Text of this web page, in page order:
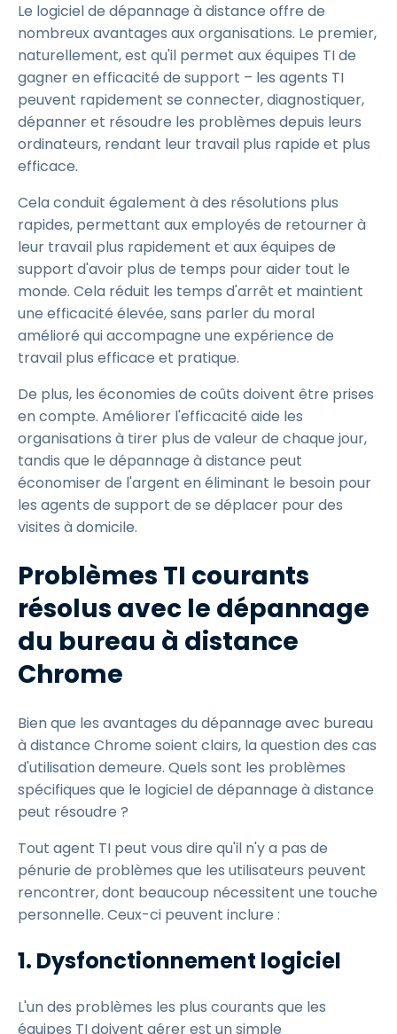
Le logiciel de dépannage à distance offre de
nombreux avantages aux organisations. Le premier,
naturellement, est qu'il permet aux équipes TI de
gagner en efficacité de support – les agents TI
peuvent rapidement se connecter, diagnostiquer,
dépanner et résoudre les problèmes depuis leurs
ordinateurs, rendant leur travail plus rapide et plus
efficace.
Cela conduit également à des résolutions plus
rapides, permettant aux employés de retourner à
leur travail plus rapidement et aux équipes de
support d'avoir plus de temps pour aider tout le
monde. Cela réduit les temps d'arrêt et maintient
une efficacité élevée, sans parler du moral
amélioré qui accompagne une expérience de
travail plus efficace et pratique.
De plus, les économies de coûts doivent être prises
en compte. Améliorer l'efficacité aide les
organisations à tirer plus de valeur de chaque jour,
tandis que le dépannage à distance peut
économiser de l'argent en éliminant le besoin pour
les agents de support de se déplacer pour des
visites à domicile.
Problèmes TI courants
résolus avec le dépannage
du bureau à distance
Chrome
Bien que les avantages du dépannage avec bureau
à distance Chrome soient clairs, la question des cas
d'utilisation demeure. Quels sont les problèmes
spécifiques que le logiciel de dépannage à distance
peut résoudre ?
Tout agent TI peut vous dire qu'il n'y a pas de
pénurie de problèmes que les utilisateurs peuvent
rencontrer, dont beaucoup nécessitent une touche
personnelle. Ceux-ci peuvent inclure :
1. Dysfonctionnement logiciel
L'un des problèmes les plus courants que les
équipes TI doivent gérer est un simple